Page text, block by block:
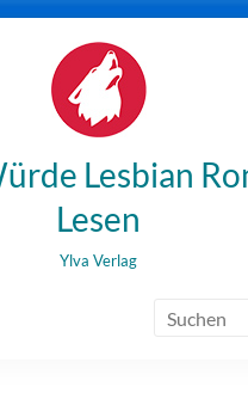
Lesbian
Lesen
Ylva Verlag